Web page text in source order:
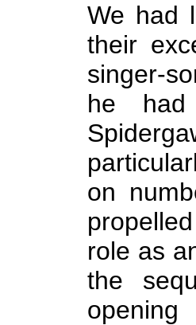
We had
their
singer-
he
on
role as
the